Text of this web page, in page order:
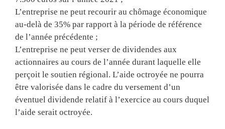
L’entreprise ne peut recourir au chômage économique
au-delà de 35% par rapport à la période de référence
de l’année précédente ;
L’entreprise ne peut verser de dividendes aux
actionnaires au cours de l’année durant laquelle elle
perçoit le soutien régional. L’aide octroyée ne pourra
être valorisée dans le cadre du versement d’un
éventuel dividende relatif à l’exercice au cours duquel
l’aide serait octroyée.